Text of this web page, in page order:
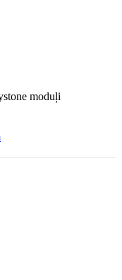
moduļi